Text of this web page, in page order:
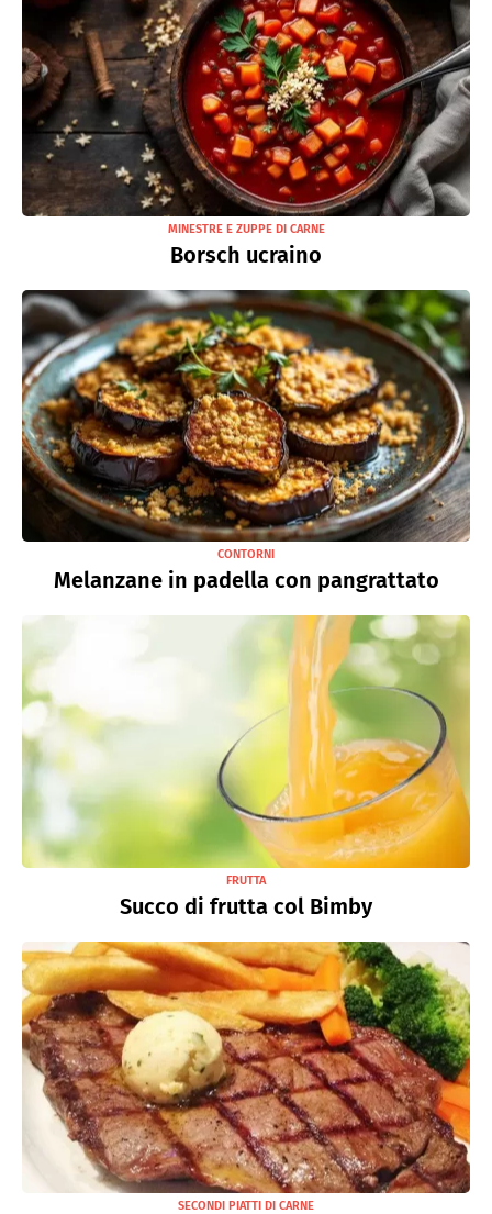
MINESTRE E ZUPPE DI CARNE
Borsch ucraino
CONTORNI
Melanzane in padella con pangrattato
FRUTTA
Succo di frutta col Bimby
SECONDI PIATTI DI CARNE